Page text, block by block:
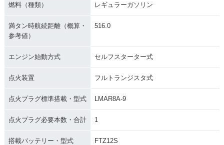
燃料（種類） レギュラーガソリン
満タン時航続距離（概算・
参考値）
516.0
エンジン始動方式 セルフスターター式
点火装置 フルトランジスタ式
点火プラグ標準搭載・型式 LMAR8A-9
点火プラグ必要本数・合計 1
搭載バッテリー・型式 FTZ12S